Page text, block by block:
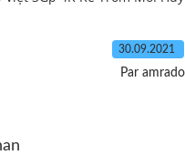
30.09.2021
Par